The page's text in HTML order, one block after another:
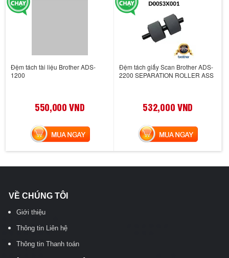
Đệm tách tài liệu Brother ADS-
1200
550,000 VND
MUA NGAY
Đệm tách giấy Scan Brother ADS-
2200 SEPARATION ROLLER ASS
532,000 VND
MUA NGAY
VỀ CHÚNG TÔI
Giới thiệu
Thông tin Liên hệ
Thông tin Thanh toán